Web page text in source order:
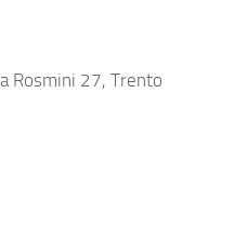
Rosmini 27, Trento